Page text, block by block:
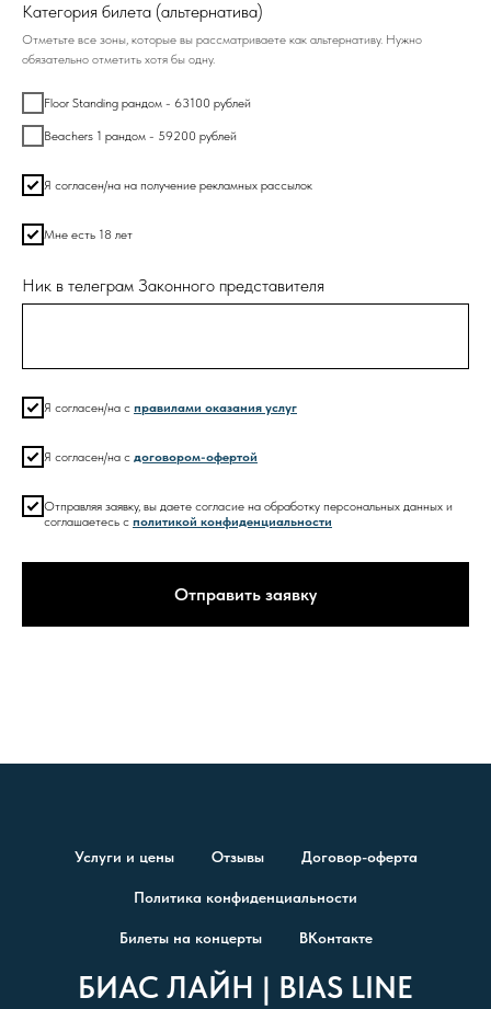
Категория билета (альтернатива)
Отметьте все зоны, которые вы рассматриваете как альтернативу. Нужно
обязательно отметить хотя бы одну.
Floor Standing рандом - 63100 рублей
Beachers 1 рандом - 59200 рублей
Я согласен/на на получение рекламных рассылок
Мне есть 18 лет
Ник в телеграм Законного представителя
Я согласен/на с правилами оказания услуг
Я согласен/на с договором-офертой
Отправляя заявку, вы даете согласие на обработку персональных данных и
соглашаетесь с политикой конфиденциальности
Отправить заявку
Услуги и цены Отзывы Договор-оферта
Политика конфиденциальности
Билеты на концерты ВКонтакте
БИАС ЛАЙН | BIAS LINE